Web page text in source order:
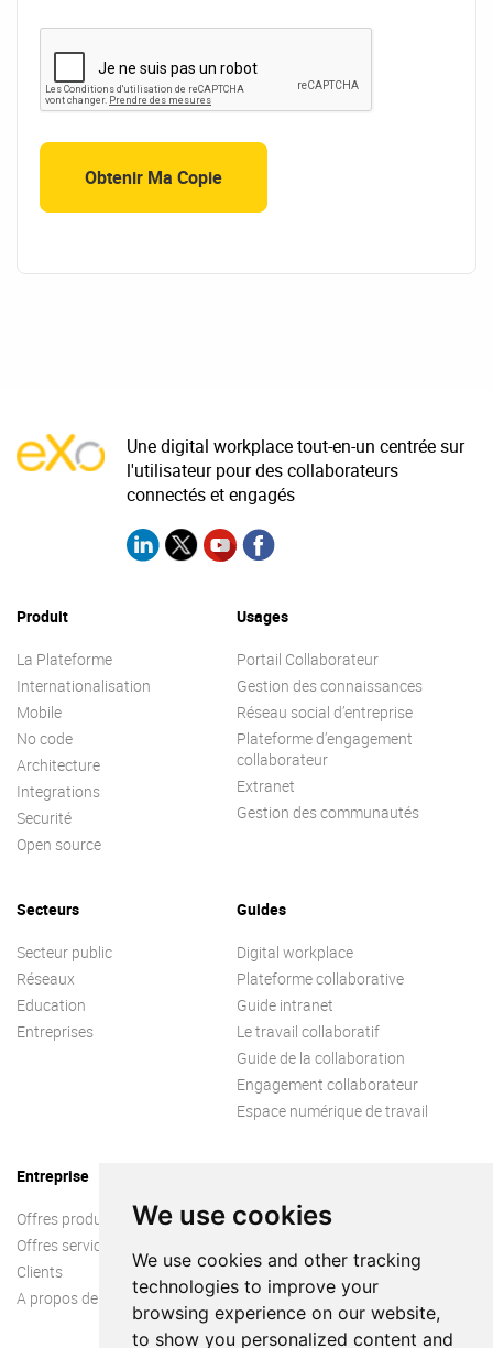
We use cookies
We use cookies and other tracking
technologies to improve your
browsing experience on our website,
to show you personalized content and
Une digital workplace tout-en-un centrée sur
l'utilisateur pour des collaborateurs
connectés et engagés
Produit
La Plateforme
Internationalisation
Mobile
No code
Architecture
Integrations
Securité
Open source
Usages
Portail Collaborateur
Gestion des connaissances
Réseau social d’entreprise
Plateforme d’engagement
collaborateur
Extranet
Gestion des communautés
Secteurs
Secteur public
Réseaux
Education
Entreprises
Guides
Digital workplace
Plateforme collaborative
Guide intranet
Le travail collaboratif
Guide de la collaboration
Engagement collaborateur
Espace numérique de travail
Entreprise
Offres produit
Offres services
Clients
A propos de nous